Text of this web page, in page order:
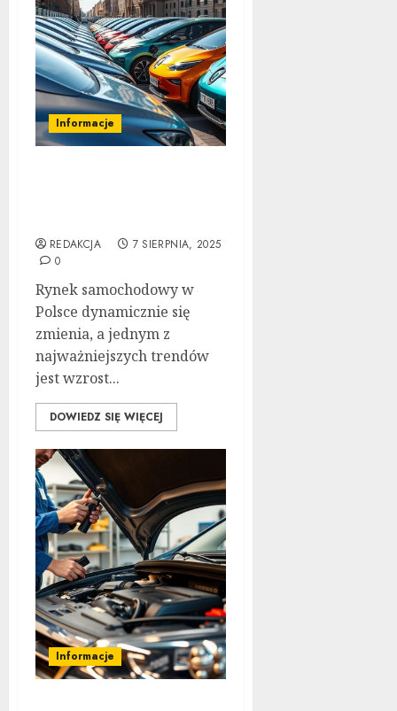
Informacje
REDAKCJA
7 SIERPNIA, 2025
0
Rynek samochodowy w
Polsce dynamicznie się
zmienia, a jednym z
najważniejszych trendów
jest wzrost...
DOWIEDZ SIĘ WIĘCEJ
Informacje